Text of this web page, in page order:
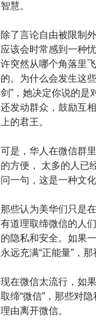
智慧。
除了言论自由被限制
应该会时常感到一种
许突然从哪个角落里
的。为什么会发生这
剑”，她决定你说的是
还发动群众，鼓励互
上的君王。
可是，华人在微信群
的方便， 太多的人已
问一句，这是一种文
那些认为美华们只是
有道理取缔微信的人
的隐私和安全。如果
永远充满“正能量”，
现在微信太流行，如
取缔“微信”，那些对
理由离开微信。